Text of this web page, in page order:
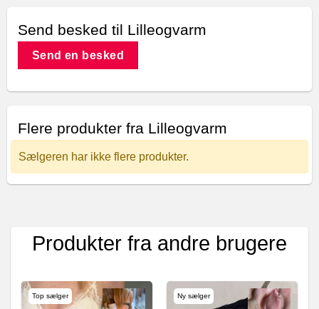
Send besked til Lilleogvarm
Send en besked
Flere produkter fra Lilleogvarm
Sælgeren har ikke flere produkter.
Produkter fra andre brugere
Top sælger Ny sælger